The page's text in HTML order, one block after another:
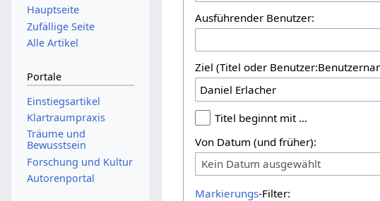
Ausführender Benutzer:
Ziel (Titel oder
Titel beginnt mit …
Von Datum (und früher):
Kein Datum ausgewählt
Markierungs-Filter:
Hauptseite
Zufällige Seite
Alle Artikel
Portale
Einstiegsartikel
Klartraumpraxis
Träume und
Bewusstsein
Forschung und Kultur
Autorenportal